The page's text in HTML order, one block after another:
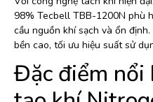
98% Tecbell TBB-1200N phù
cầu nguồn khí sạch và ổn
bền cao, tối ưu hiệu suất sử
Đặc điểm nổi